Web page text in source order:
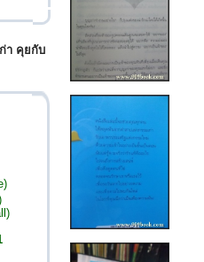
า คุยกับ